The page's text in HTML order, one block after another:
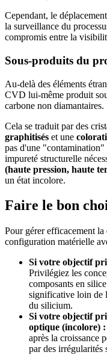
Cependant, le
la surveillance du
compromis entre la
Sous-produits du
Au-delà des éléments
CVD lui-même produit
carbone non diamantaires.
Cela se traduit par des
graphitisés et une
pas d'une "contamination"
impureté structurelle
(haute pression, haute
un état incolore.
Faire le bon
Pour gérer efficacement
configuration matérielle
Si votre objectif
Privilégiez les
composants en
significative loin de
du silicium.
Si votre objectif
optique (incolore) :
après la croissance
par des irrégularités